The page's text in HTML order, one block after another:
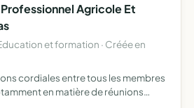
Agricole Et
et formation · Créée en
cordiales entre tous les membres
en matière de réunions